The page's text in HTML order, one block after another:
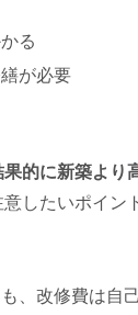
る
が必要
果的に新築より
したいポイン
、改修費は自